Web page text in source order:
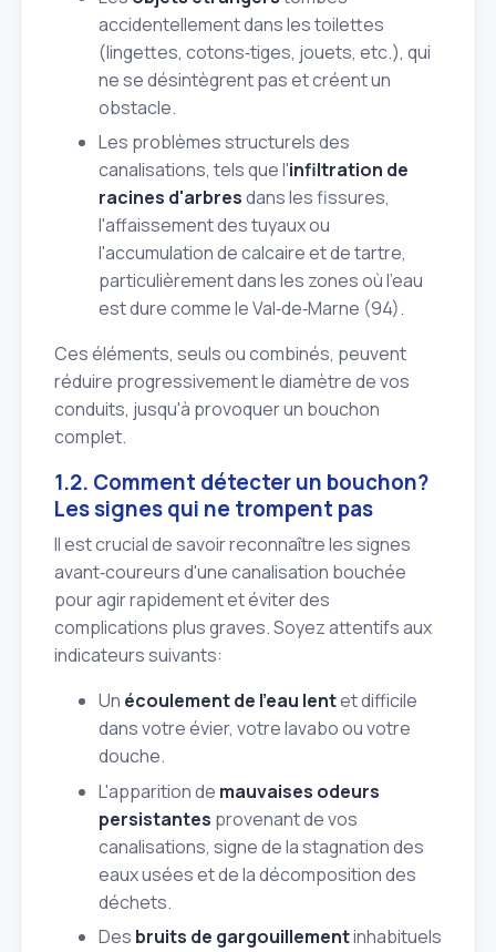
accidentellement dans les toilettes
(lingettes, cotons‑tiges, jouets, etc.), qui
ne se désintègrent pas et créent un
obstacle.
Les problèmes structurels des
canalisations, tels que l'infiltration de
racines d'arbresdans les fissures,
l'affaissement des tuyaux ou
l'accumulation de calcaire et de tartre,
particulièrement dans les zones où l'eau
est dure comme le Val‑de‑Marne (94).
Ces éléments, seuls ou combinés, peuvent
réduire progressivement le diamètre de vos
conduits, jusqu'à provoquer un bouchon
complet.
1.2. Comment détecter un bouchon?
Les signes qui ne trompent pas
Il est crucial de savoir reconnaître les signes
avant‑coureurs d'une canalisation bouchée
pour agir rapidement et éviter des
complications plus graves. Soyez attentifs aux
indicateurs suivants:
Un écoulement de l'eau lentet difficile
dans votre évier, votre lavabo ou votre
douche.
L'apparition de mauvaises odeurs
persistantes provenant de vos
canalisations, signe de la stagnation des
eaux usées et de la décomposition des
déchets.
Des bruits de gargouillementinhabituels